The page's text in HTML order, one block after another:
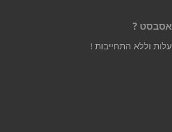
אסבסט ?
וללא התחייבות !